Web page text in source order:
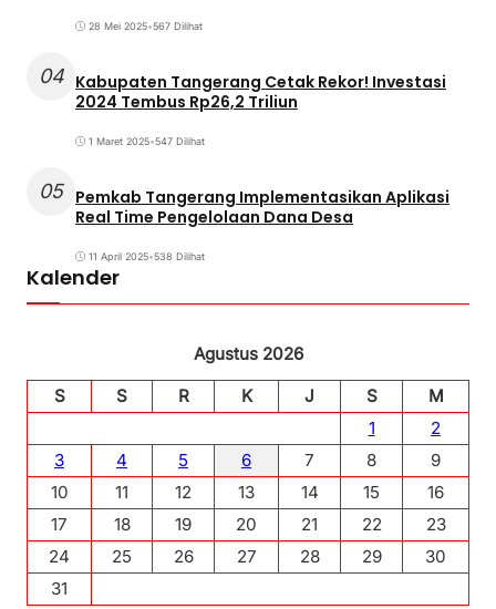
28 Mei 2025•567 Dilihat
04 Kabupaten Tangerang Cetak Rekor! Investasi
2024 Tembus Rp26,2 Triliun
1 Maret 2025•547 Dilihat
05 Pemkab Tangerang Implementasikan Aplikasi
Real Time Pengelolaan Dana Desa
11 April 2025•538 Dilihat
Kalender
Agustus 2026
S
S R K J S
M
1
2
3
4 5 6 7 8
9
10
11 12 13 14 15
16
17
18 19 20 21 22
23
24
25 26 27 28 29
30
31